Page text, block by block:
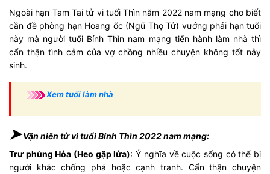
Ngoài hạn Tam Tai tử vi tuổi Thìn năm 2022 nam mạng cho biết
cần đề phòng hạn Hoang ốc (Ngũ Thọ Tử) vướng phải hạn tuổi
này mà người tuổi Bính Thìn nam mạng tiến hành làm nhà thì
cẩn thận tình cảm của vợ chồng nhiều chuyện không tốt nảy
sinh.
Xem tuổi làm nhà
➤Vận niên tử vi tuổi Bính Thìn 2022 nam mạng:
Trư phùng Hỏa (Heo gặp lửa): Ý nghĩa về cuộc sống có thể bị
người khác chống phá hoặc cạnh tranh. Cẩn thận chuyện